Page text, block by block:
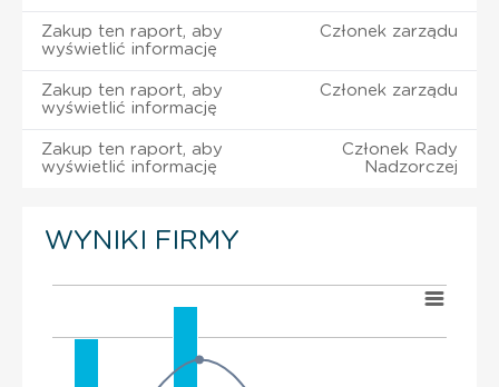
Zakup ten raport, aby
wyświetlić informację
Członek zarządu
Zakup ten raport, aby
wyświetlić informację
Członek zarządu
Zakup ten raport, aby
wyświetlić informację
Członek Rady
Nadzorczej
WYNIKI FIRMY